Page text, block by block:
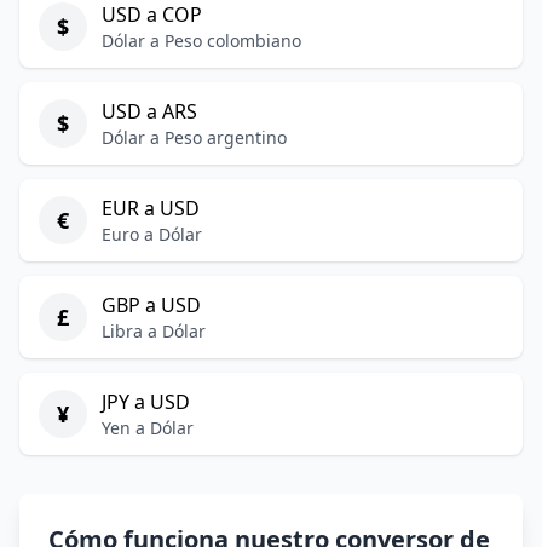
$ USD a COP
Dólar a Peso colombiano
$ USD a ARS
Dólar a Peso argentino
€ EUR a USD
Euro a Dólar
£ GBP a USD
Libra a Dólar
¥ JPY a USD
Yen a Dólar
Cómo funciona nuestro conversor de